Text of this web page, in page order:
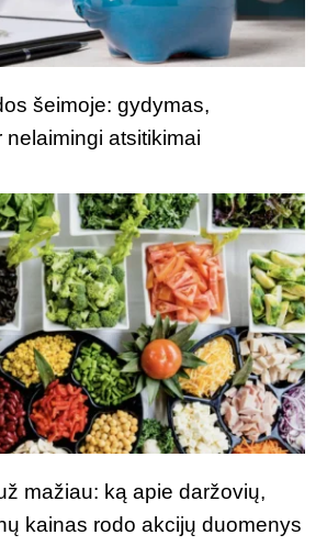
šeimoje: gydymas,
atsitikimai
mažiau: ką apie daržovių,
kainas rodo akcijų duomenys